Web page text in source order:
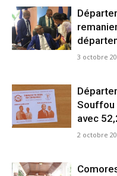
3 octobre
Souffou
avec
2 octobre